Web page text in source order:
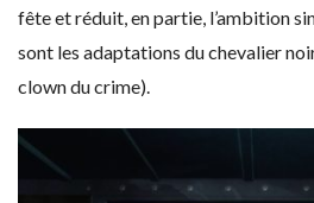
fête et réduit, en partie, l’ambition
sont les adaptations du chevalier
clown du crime).